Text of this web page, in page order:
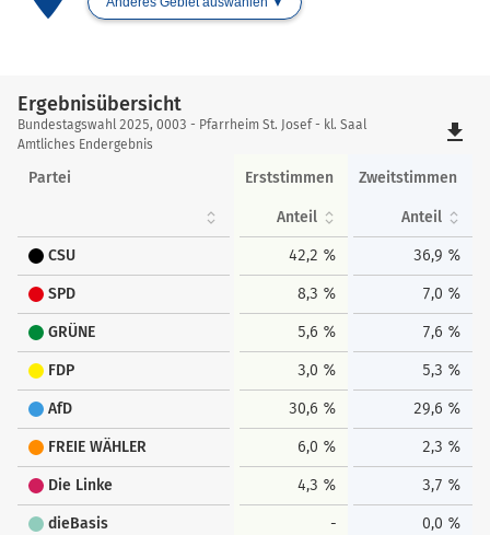
Ergebnisübersicht
Ergebnisübersicht
Bundestagswahl 2025, 0003 - Pfarrheim St. Josef - kl. Saal
Amtliches Endergebnis
file_download
Partei Erststimmen Zweitstimmen
Anteil Anteil
CSU 42,2 % 36,9 %
SPD 8,3 % 7,0 %
GRÜNE 5,6 % 7,6 %
FDP 3,0 % 5,3 %
AfD 30,6 % 29,6 %
FREIE WÄHLER 6,0 % 2,3 %
Die Linke 4,3 % 3,7 %
dieBasis - 0,0 %